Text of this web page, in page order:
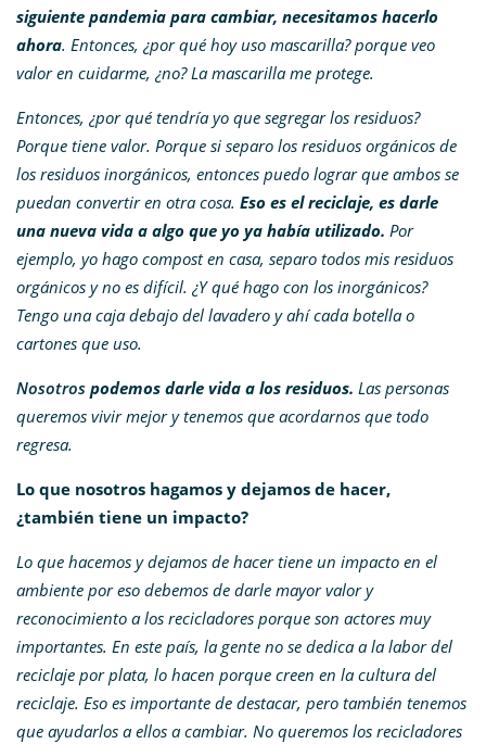
siguiente pandemia para cambiar, necesitamos hacerlo
ahora. Entonces, ¿por qué hoy uso mascarilla? porque veo
valor en cuidarme, ¿no? La mascarilla me protege.
Entonces, ¿por qué tendría yo que segregar los residuos?
Porque tiene valor. Porque si separo los residuos orgánicos de
los residuos inorgánicos, entonces puedo lograr que ambos se
puedan convertir en otra cosa. Eso es el reciclaje, es darle
una nueva vida a algo que yo ya había utilizado. Por
ejemplo, yo hago compost en casa, separo todos mis residuos
orgánicos y no es difícil. ¿Y qué hago con los inorgánicos?
Tengo una caja debajo del lavadero y ahí cada botella o
cartones que uso.
Nosotros podemos darle vida a los residuos. Las personas
queremos vivir mejor y tenemos que acordarnos que todo
regresa.
Lo que nosotros hagamos y dejamos de hacer,
¿también tiene un impacto?
Lo que hacemos y dejamos de hacer tiene un impacto en el
ambiente por eso debemos de darle mayor valor y
reconocimiento a los recicladores porque son actores muy
importantes. En este país, la gente no se dedica a la labor del
reciclaje por plata, lo hacen porque creen en la cultura del
reciclaje. Eso es importante de destacar, pero también tenemos
que ayudarlos a ellos a cambiar. No queremos los recicladores